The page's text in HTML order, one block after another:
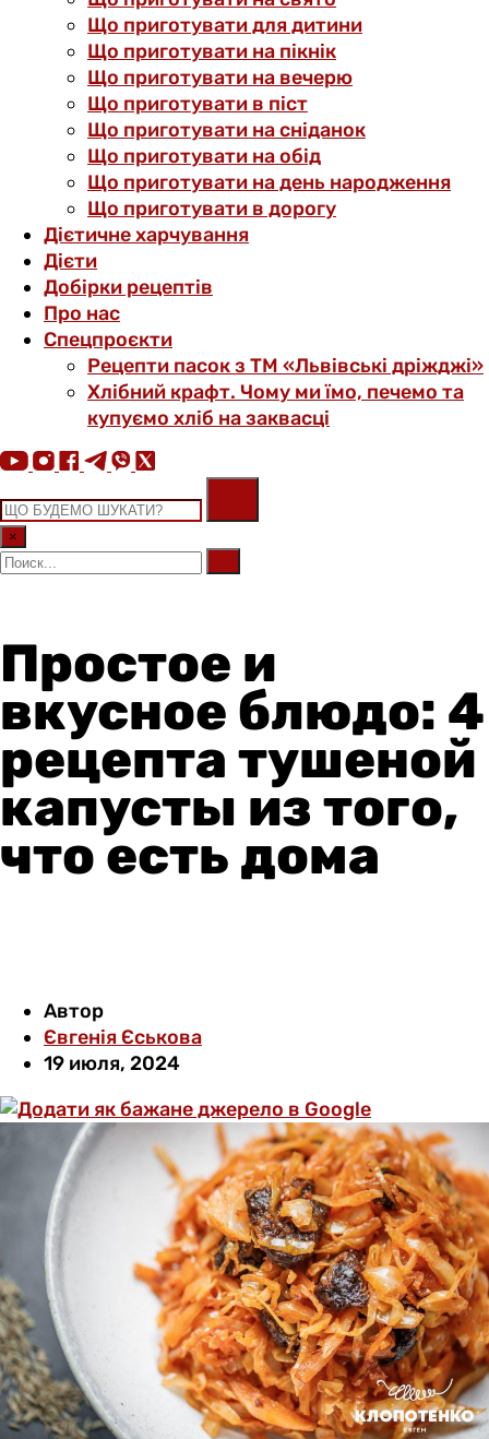
Що приготувати для дитини
Що приготувати на пікнік
Що приготувати на вечерю
Що приготувати в піст
Що приготувати на сніданок
Що приготувати на обід
Що приготувати на день народження
Що приготувати в дорогу
Дієтичне харчування
Дієти
Добірки рецептів
Про нас
Спецпроєкти
Рецепти пасок з ТМ «Львівські дріжджі»
Хлібний крафт. Чому ми їмо, печемо та
купуємо хліб на заквасці
×
Простое и
вкусное блюдо: 4
рецепта тушеной
капусты из того,
что есть дома
Автор
Євгенія Єськова
19 июля, 2024